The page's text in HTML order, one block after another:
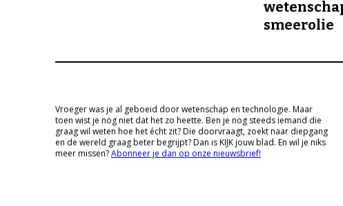
smeerolie
Vroeger was je al geboeid door wetenschap en technologie. Maar
toen wist je nog niet dat het zo heette. Ben je nog steeds iemand die
graag wil weten hoe het écht zit? Die doorvraagt, zoekt naar diepgang
en de wereld graag beter begrijpt? Dan is KIJK jouw blad. En wil je niks
meer missen?Abonneer je dan op onze nieuwsbrief!